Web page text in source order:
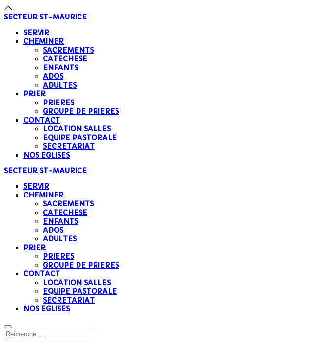
SECTEUR ST-MAURICE
SERVIR
CHEMINER
SACREMENTS
CATECHESE
ENFANTS
ADOS
ADULTES
PRIER
PRIERES
GROUPE DE PRIERES
CONTACT
LOCATION SALLES
EQUIPE PASTORALE
SECRETARIAT
NOS EGLISES
SECTEUR ST-MAURICE
SERVIR
CHEMINER
SACREMENTS
CATECHESE
ENFANTS
ADOS
ADULTES
PRIER
PRIERES
GROUPE DE PRIERES
CONTACT
LOCATION SALLES
EQUIPE PASTORALE
SECRETARIAT
NOS EGLISES